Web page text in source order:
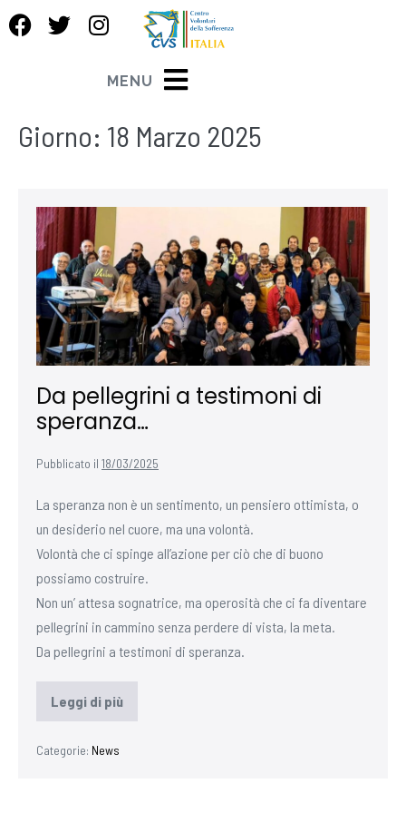
MENU
Giorno: 18 Marzo 2025
Da pellegrini a testimoni di
speranza…
Pubblicato il 18/03/2025
La speranza non è un sentimento, un pensiero ottimista, o
un desiderio nel cuore, ma una volontà.
Volontà che ci spinge all’azione per ciò che di buono
possiamo costruire.
Non un’ attesa sognatrice, ma operosità che ci fa diventare
pellegrini in cammino senza perdere di vista, la meta.
Da pellegrini a testimoni di speranza.
Leggi di più
Categorie: News